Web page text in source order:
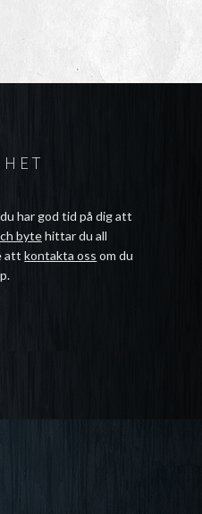
har god tid på dig att
bytehittar du all
attkontakta oss om du